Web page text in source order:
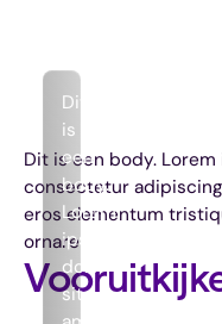
Dit is een body.
consectetur
eros elementum
ornare
Dit
is
een
body.
Lorem
ipsum
dolor
sit